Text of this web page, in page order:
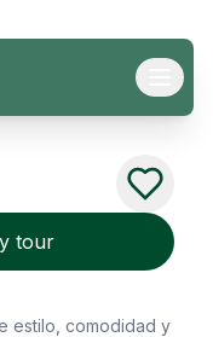
10Photos
tour
estilo, comodidad y